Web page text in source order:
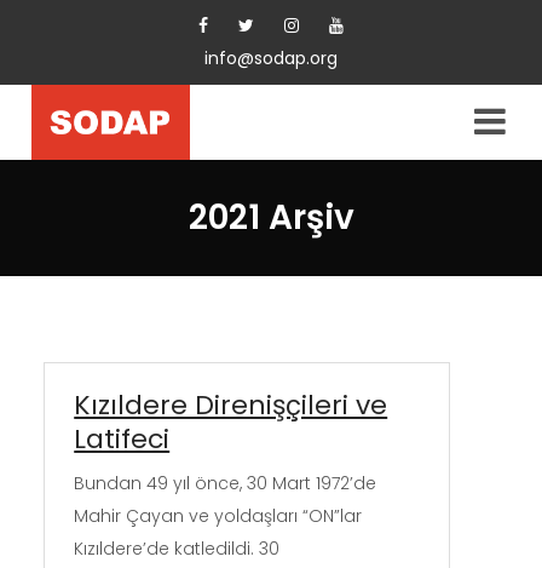
info@sodap.org
2021 Arşiv
Kızıldere Direnişçileri ve
Latifeci
Bundan 49 yıl önce, 30 Mart 1972’de
Mahir Çayan ve yoldaşları “ON”lar
Kızıldere’de katledildi. 30